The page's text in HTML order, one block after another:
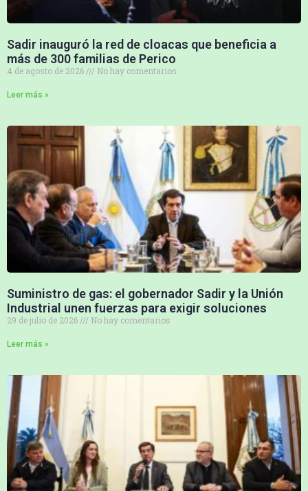
Sadir inauguró la red de cloacas que beneficia a
más de 300 familias de Perico
4 de agosto de 2026 No hay comentarios
Leer más »
Suministro de gas: el gobernador Sadir y la Unión
Industrial unen fuerzas para exigir soluciones
29 de julio de 2026 No hay comentarios
Leer más »